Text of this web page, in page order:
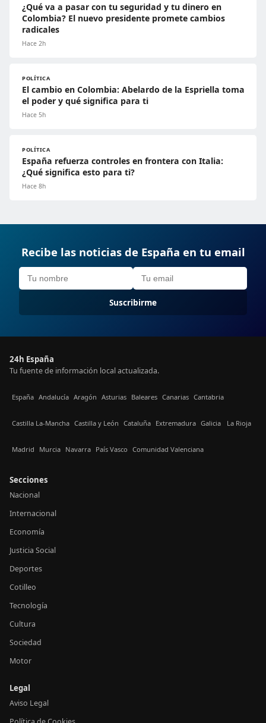
¿Qué va a pasar con tu seguridad y tu dinero en
Colombia? El nuevo presidente promete cambios
radicales
Hace 2h
POLÍTICA
El cambio en Colombia: Abelardo de la Espriella toma
el poder y qué significa para ti
Hace 5h
POLÍTICA
España refuerza controles en frontera con Italia:
¿Qué significa esto para ti?
Hace 8h
Recibe las noticias de España en tu email
Suscribirme
24h España
Tu fuente de información local actualizada.
España Andalucía Aragón Asturias Baleares Canarias Cantabria
Castilla La-Mancha Castilla y León Cataluña Extremadura Galicia La Rioja
Madrid Murcia Navarra País Vasco Comunidad Valenciana
Secciones
Nacional
Internacional
Economía
Justicia Social
Deportes
Cotilleo
Tecnología
Cultura
Sociedad
Motor
Legal
Aviso Legal